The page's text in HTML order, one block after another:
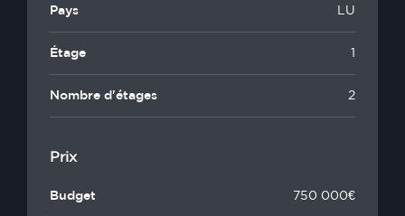
Pays LU
Étage
Nombre d'étages 2
Prix
Budget 750 000€